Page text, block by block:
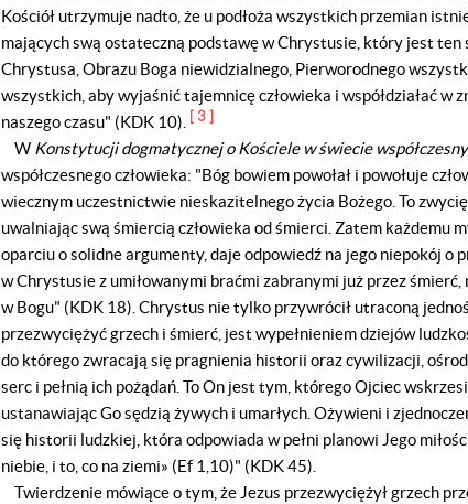
Kościół utrzymuje nadto, że u podłoża wszystkich przemian
mających swą ostateczną podstawę w Chrystusie, który jest ten
Chrystusa, Obrazu Boga niewidzialnego, Pierworodnego
wszystkich, aby wyjaśnić tajemnicę człowieka i współdziałać w
naszego czasu" (KDK 10).
[ 3 ]
W Konstytucji dogmatycznej o Kościele w świecie
współczesnego człowieka: "Bóg bowiem powołał i powołuje
wiecznym uczestnictwie nieskazitelnego życia Bożego. To
uwalniając swą śmiercią człowieka od śmierci. Zatem każdemu
oparciu o solidne argumenty, daje odpowiedź na jego niepokój o
w Chrystusie z umiłowanymi braćmi zabranymi już przez
w Bogu" (KDK 18). Chrystus nie tylko przywrócił utraconą
przezwyciężyć grzech i śmierć, jest wypełnieniem dziejów
do którego zwracają się pragnienia historii oraz cywilizacji,
serc i pełnią ich pożądań. To On jest tym, którego Ojciec
ustanawiając Go sędzią żywych i umarłych. Ożywieni i
się historii ludzkiej, która odpowiada w pełni planowi Jego
niebie, i to, co na ziemi» (Ef 1,10)" (KDK 45).
Twierdzenie mówiące o tym, że Jezus przezwyciężył grzech